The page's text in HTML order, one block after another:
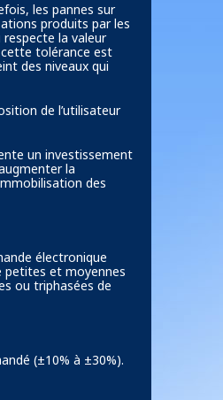
les pannes sur
produits par les
la valeur
tolérance est
des niveaux qui
de l’utilisateur
un investissement
la
des
électronique
petites et moyennes
ou triphasées de
(±10% à ±30%).